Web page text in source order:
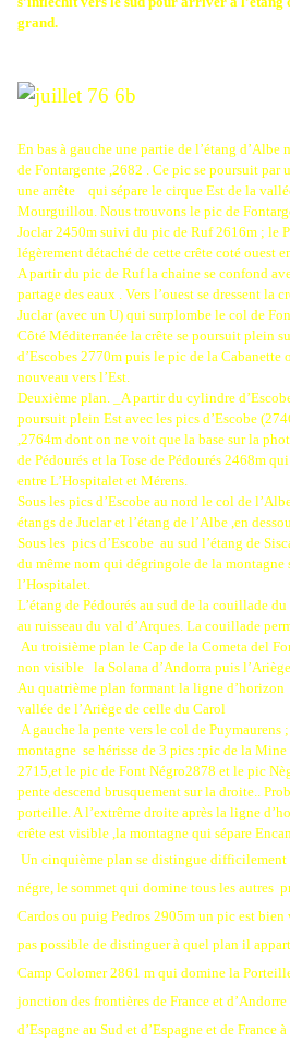
grand.
En bas à gauche une partie de l’étang d’Albe
de Fontargente ,2682 . Ce pic se poursuit par
une arrête
qui sépare le cirque Est de la
Mourguillou. Nous trouvons le pic de
Joclar 2450m suivi du pic de Ruf 2616m ; le
légèrement détaché de cette crête coté ouest
A partir du pic de Ruf la chaine se confond
partage des eaux . Vers l’ouest se dressent la
Juclar (avec un U) qui surplombe le col de
Côté Méditerranée la crête se poursuit plein
d’Escobes 2770m puis le pic de la Cabanette
nouveau vers l’Est.
Deuxième plan. _A partir du cylindre
poursuit plein Est avec les pics d’Escobe
,2764m dont on ne voit que la base sur la
de Pédourés et la Tose de Pédourés 2468m
entre L’Hospitalet et Mérens.
Sous les pics d’Escobe au nord le col de
étangs de Juclar et l’étang de l’Albe ,en
Sous les pics d’Escobe au sud l’étang de
du même nom qui dégringole de la montagne
l’Hospitalet.
L’étang de Pédourés au sud de la couillade
au ruisseau du val d’Arques. La couillade
Au troisième plan le Cap de la Cometa del
non visible la Solana d’Andorra puis
Au quatrième plan formant la ligne d’horizon
vallée de l’Ariège de celle du Carol
A gauche la pente vers le col de
montagne se hérisse de 3 pics :pic de la
2715,et le pic de Font Négro2878 et le pic
pente descend brusquement sur la droite..
porteille. A l’extrême droite après la ligne
crête est visible ,la montagne qui sépare
Un cinquième plan se distingue difficilement
négre, le sommet qui domine tous les autres
Cardos ou puig Pedros 2905m un pic est
pas possible de distinguer à quel plan il
Camp Colomer 2861 m qui domine la
jonction des frontières de France et
d’Espagne au Sud et d’Espagne et de France